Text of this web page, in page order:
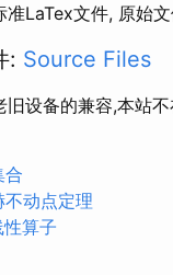
准LaTex文件, 原始
: Source Files
备的兼容,本站不
合
动点定理
算子